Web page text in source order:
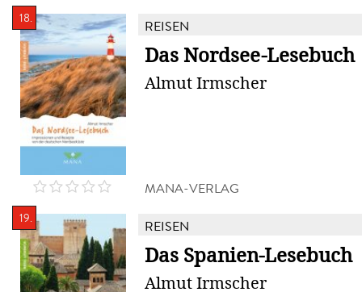
18. REISEN
Das Nordsee-Lesebuch
Almut Irmscher
MANA-VERLAG
19. REISEN
Das Spanien-Lesebuch
Almut Irmscher